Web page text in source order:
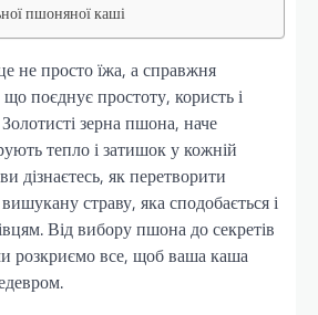
пшоняної каші
просто їжа, а справжня
поєднує простоту, користь і
зерна пшона, наче
тепло і затишок у кожній
дізнаєтесь, як перетворити
страву, яка сподобається і
Від вибору пшона до секретів
розкриємо все, щоб ваша каша